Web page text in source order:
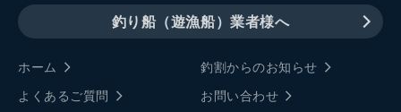
釣り船（遊漁船）業者様へ
ホーム
釣割からのお知らせ
よくあるご質問
お問い合わせ